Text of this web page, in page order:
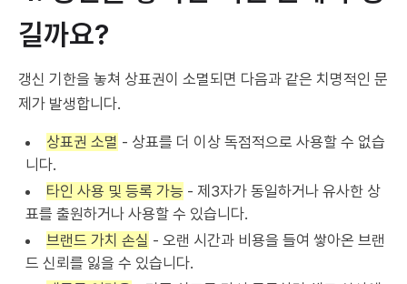
길까요?
갱신 기한을 놓쳐 상표권이 소멸되면 다음과 같은 치명적인 문
제가 발생합니다.
상표권 소멸 - 상표를 더 이상 독점적으로 사용할 수 없습
니다.
타인 사용 및 등록 가능 - 제3자가 동일하거나 유사한 상
표를 출원하거나 사용할 수 있습니다.
브랜드 가치 손실 - 오랜 시간과 비용을 들여 쌓아온 브랜
드 신뢰를 잃을 수 있습니다.